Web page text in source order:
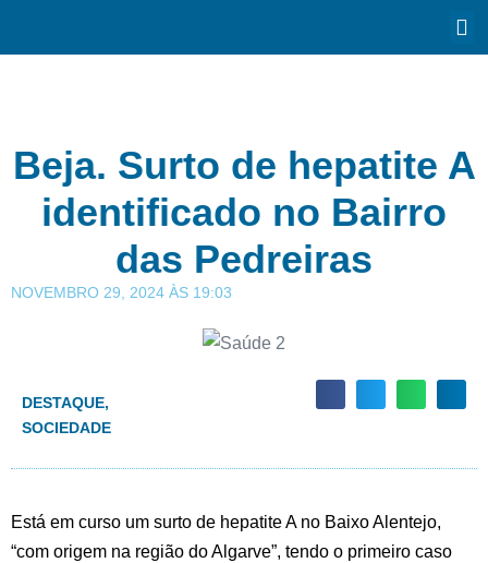
Beja. Surto de hepatite A
identificado no Bairro
das Pedreiras
NOVEMBRO 29, 2024 ÀS 19:03
DESTAQUE,
SOCIEDADE
Está em curso um surto de hepatite A no Baixo Alentejo,
“com origem na região do Algarve”, tendo o primeiro caso